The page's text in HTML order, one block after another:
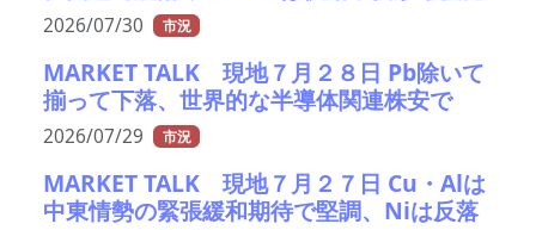
2026/07/30 市況
MARKET TALK 現地７月２８日 Pb除いて
揃って下落、世界的な半導体関連株安で
2026/07/29 市況
MARKET TALK 現地７月２７日 Cu・Alは
中東情勢の緊張緩和期待で堅調、Niは反落